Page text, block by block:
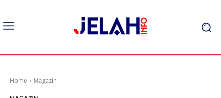
Home Magazin